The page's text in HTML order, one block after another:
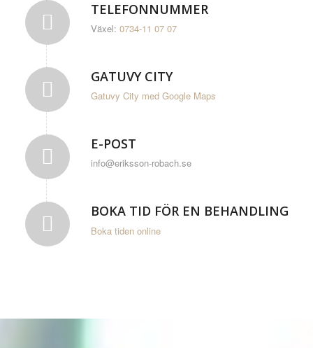
TELEFONNUMMER
Växel: 0734-11 07 07
GATUVY CITY
Gatuvy City med Google Maps
E-POST
info@eriksson-robach.se
BOKA TID FÖR EN BEHANDLING
Boka tiden online